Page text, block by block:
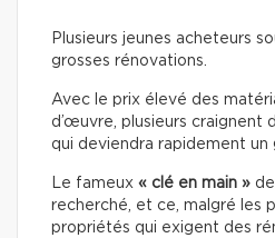
Plusieurs jeunes acheteurs
grosses rénovations.
Avec le prix élevé des
d’œuvre, plusieurs craignent
qui deviendra rapidement un
Le fameux « clé en main »
recherché, et ce, malgré les
propriétés qui exigent des